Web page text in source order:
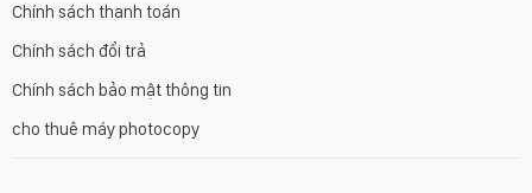
Chính sách thanh toán
Chính sách đổi trả
Chính sách bảo mật thông tin
cho thuê máy photocopy